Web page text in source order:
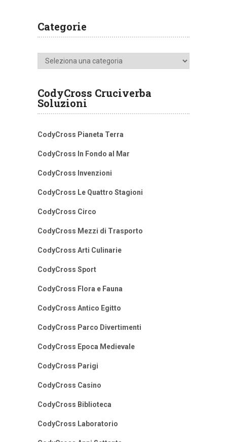
Categorie
Categorie
CodyCross Cruciverba
Soluzioni
CodyCross Pianeta Terra
CodyCross In Fondo al Mar
CodyCross Invenzioni
CodyCross Le Quattro Stagioni
CodyCross Circo
CodyCross Mezzi di Trasporto
CodyCross Arti Culinarie
CodyCross Sport
CodyCross Flora e Fauna
CodyCross Antico Egitto
CodyCross Parco Divertimenti
CodyCross Epoca Medievale
CodyCross Parigi
CodyCross Casino
CodyCross Biblioteca
CodyCross Laboratorio